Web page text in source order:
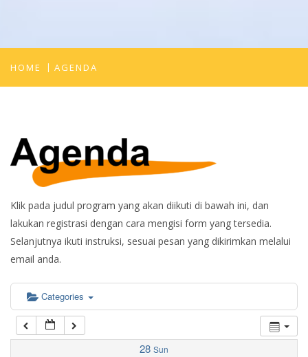
HOME AGENDA
Klik pada judul program yang akan diikuti di bawah ini, dan
lakukan registrasi dengan cara mengisi form yang tersedia.
Selanjutnya ikuti instruksi, sesuai pesan yang dikirimkan melalui
email anda.
Categories
28 Sun
1:00 am
3:00 am
4:00 am
6:00 am
7:00 am